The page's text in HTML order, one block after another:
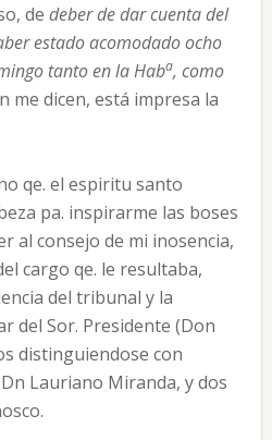
de deber de dar cuenta del
estado acomodado ocho
tanto en la Haba, como
me dicen, está impresa la
qe. el espiritu santo
pa. inspirarme las boses
al consejo de mi inosencia,
cargo qe. le resultaba,
del tribunal y la
del Sor. Presidente (Don
distinguiendose con
Lauriano Miranda, y dos